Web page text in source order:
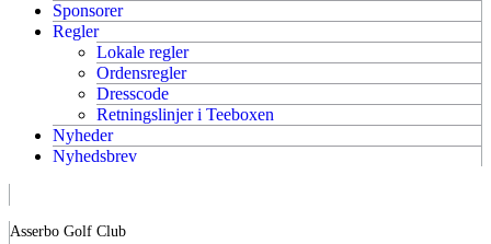
Sponsorer
Regler
Lokale regler
Ordensregler
Dresscode
Retningslinjer i Teeboxen
Nyheder
Nyhedsbrev
Asserbo Golf Club